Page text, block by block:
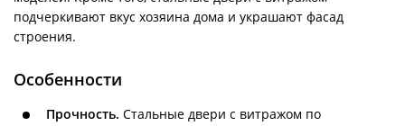
подчеркивают вкус хозяина дома и украшают фасад
строения.
Особенности
Прочность. Стальные двери с витражом по